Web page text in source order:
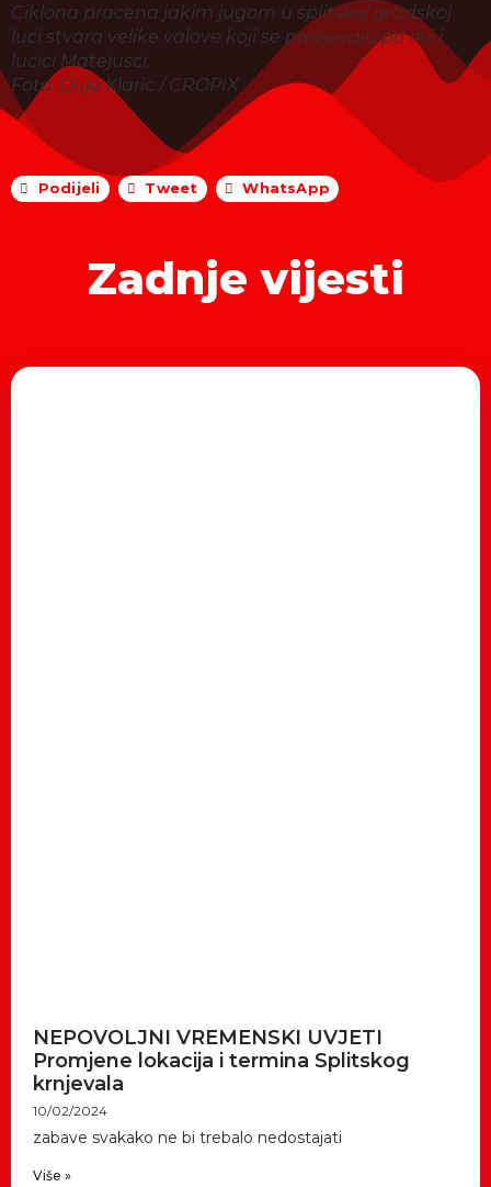
Ciklona pracena jakim jugom u splitskoj gradskoj
luci stvara velike valove koji se prelijevaju po rivi i
lucici Matejusci.
Foto: Duje Klaric / CROPIX
Podijeli Tweet WhatsApp
Zadnje vijesti
NEPOVOLJNI VREMENSKI UVJETI
Promjene lokacija i termina Splitskog
krnjevala
10/02/2024
zabave svakako ne bi trebalo nedostajati
Više »